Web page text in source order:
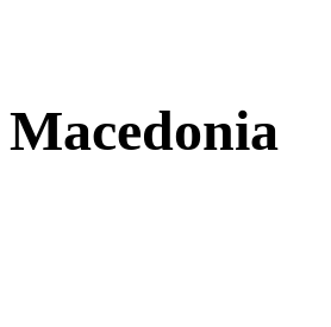
Macedonia